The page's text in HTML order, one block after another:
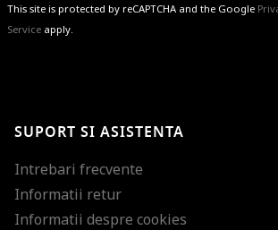
This site is protected by reCAPTCHA and the Google
Service apply.
ultimele tendinte in moda!
SUPORT SI ASISTENTA
Intrebari frecvente
Informatii retur
Informatii despre cookies